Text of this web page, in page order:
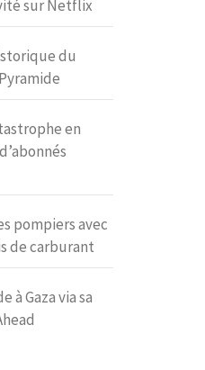
sur Netflix
du
en
pompiers avec
de carburant
à Gaza via sa